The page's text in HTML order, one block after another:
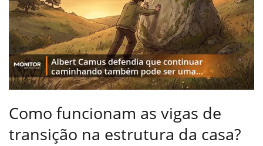
Como funcionam as vigas de
transição na estrutura da casa?